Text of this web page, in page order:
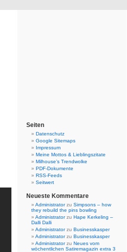
Seiten
Datenschutz
Google Sitemaps
Impressum
Meine Mottos & Lieblingszitate
Milhouse’s Trendwolke
PDF-Dokumente
RSS-Feeds
Seitwert
Neueste Kommentare
Administratorzu Simpsons – how
they rebuild the pins bowling
Administratorzu Hape Kerkeling –
Dalli Dalli
Administratorzu Businesskasper
Administratorzu Businesskasper
Administratorzu Neues vom
wöchentlichen Satiremagazin extra 3